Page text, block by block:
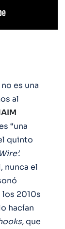
no es una
al
“una
quinto
nunca el
los 2010s
hacían
que